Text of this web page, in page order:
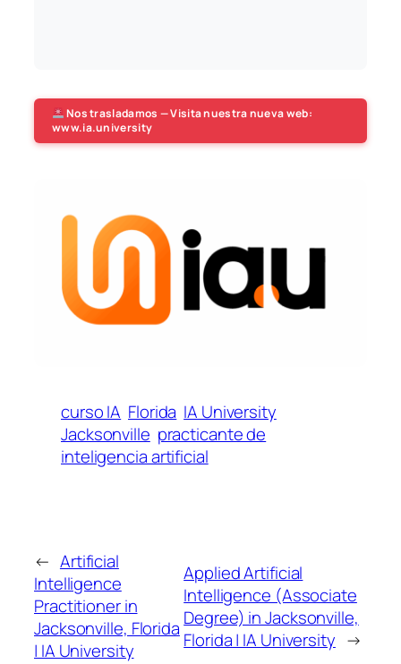
Nos trasladamos — Visita nuestra nueva web:
www.ia.university
curso IA Florida IA University
Jacksonville practicante de
inteligencia artificial
← Artificial
Intelligence
Practitioner in
Jacksonville, Florida
| IA University
Applied Artificial
Intelligence (Associate
Degree) in Jacksonville,
Florida | IA University →